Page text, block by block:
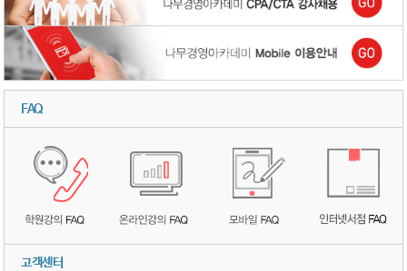
FAQ
고객센터